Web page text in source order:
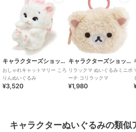
キャラクターズショップ ラフラフ
おしゃれキャットマリー ころ
りんぬいぐるみ
¥3,520
キャラクターズショップ ラフラフ
リラックマ ぬいぐるみミニポ
ーチ コリラックマ
¥1,980
キャラクターぬいぐるみの類似